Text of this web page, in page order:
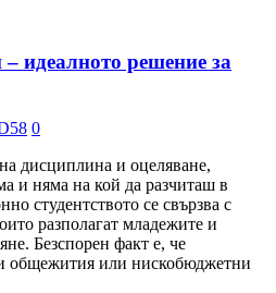
идеалното решение за
0
дисциплина и оцеляване,
и няма на кой да разчиташ в
студентството се свързва с
разполагат младежите и
Безспорен факт е, че
общежития или нискобюджетни